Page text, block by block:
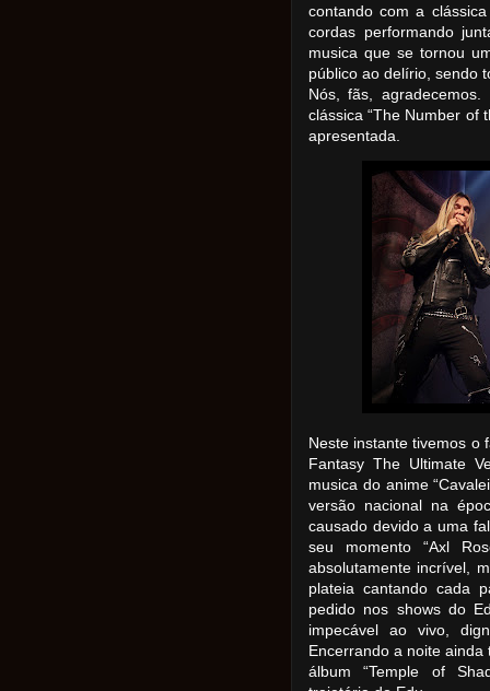
contando com a
cordas performando
musica que se tornou
público ao delírio, sendo
Nós, fãs,
clássica “The Number of
apresentada.
Neste instante tivemos o
Fantasy The Ultimate
musica do anime
versão nacional na
causado devido a uma
seu momento “Axl
absolutamente incrível,
plateia cantando cada
pedido nos shows do
impecável ao vivo,
Encerrando a noite ainda
álbum “Temple of